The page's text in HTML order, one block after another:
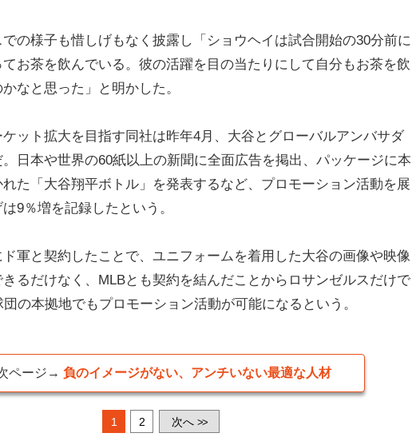
の様子も惜しげもなく披露し「ショウヘイは試合開始の30分前に
お茶を飲んでいる。彼の活躍を目の当たりにして自分もお茶を飲
なと思った」と明かした。
ット拡大を目指す同社は昨年4月、大谷とグローバルアンバサダ
日本や世界の60紙以上の新聞に全面広告を掲出、パッケージに本
れた「大谷翔平ボトル」を発表するなど、プロモーション活動を展
9％増を記録したという。
軍と契約したことで、ユニフォームを着用した大谷の画像や映像
るだけなく、MLBとも契約を結んだことからロサンゼルスだけで
の本拠地でもプロモーション活動が可能になるという。
ページ→負のイメージがない、アンチいない最適な人材
1 2 次へ >>